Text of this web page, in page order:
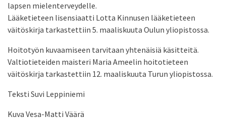
lapsen mielenterveydelle.
Lääketieteen lisensiaatti Lotta Kinnusen lääketieteen
väitöskirja tarkastettiin 5. maaliskuuta Oulun yliopistossa.
Hoitotyön kuvaamiseen tarvitaan yhtenäisiä käsitteitä.
Valtiotieteiden maisteri Maria Ameelin hoitotieteen
väitöskirja tarkastettiin 12. maaliskuuta Turun yliopistossa.
Teksti Suvi Leppiniemi
Kuva Vesa-Matti Väärä